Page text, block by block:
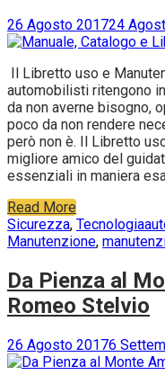
26 Agosto 201724
Il Libretto uso e
automobilisti ritengono
da non averne bisogno,
poco da non rendere
però non è. Il Libretto
migliore amico del
essenziali in maniera
Read More
Sicurezza, Tecnologia
Manutenzione,
Da Pienza al
Romeo Stelvio
26 Agosto 20176